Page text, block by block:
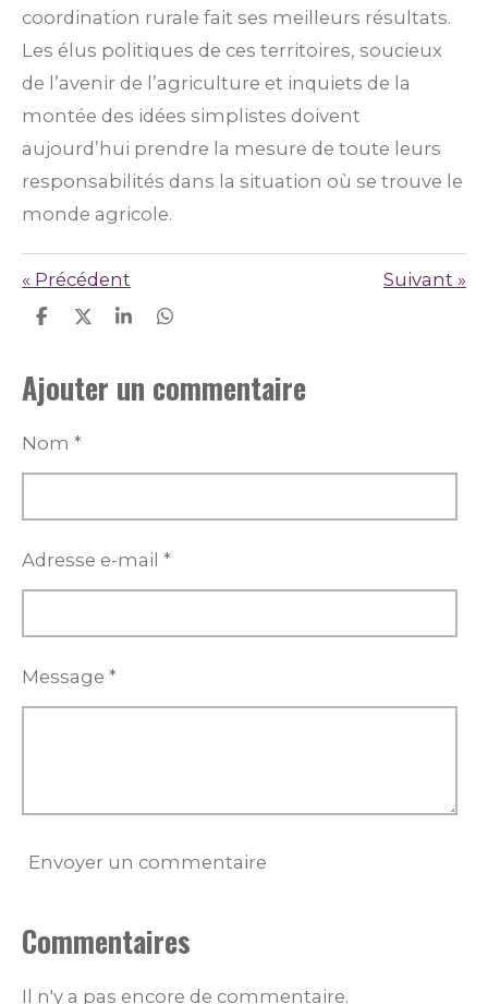
coordination rurale fait ses meilleurs résultats.
Les élus politiques de ces territoires, soucieux
de l’avenir de l’agriculture et inquiets de la
montée des idées simplistes doivent
aujourd’hui prendre la mesure de toute leurs
responsabilités dans la situation où se trouve le
monde agricole.
« Précédent Suivant »
P
t
a
e
r
P
t
a
e
P
t
a
P
t
a
Ajouter un commentaire
Nom *
Adresse e-mail *
Message *
Envoyer un commentaire
Commentaires
Il n'y a pas encore de commentaire.